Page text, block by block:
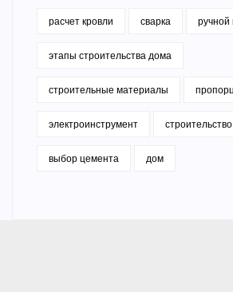
расчет кровли сварка ручной
этапы строительства дома
строительные материалы
электроинструмент
выбор цемента дом